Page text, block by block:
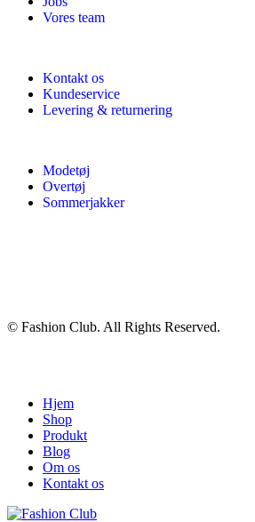
Vores team
Kontakt os
Kundeservice
Levering & returnering
Modetøj
Overtøj
Sommerjakker
© Fashion Club. All Rights Reserved.
Hjem
Shop
Produkt
Blog
Om os
Kontakt os